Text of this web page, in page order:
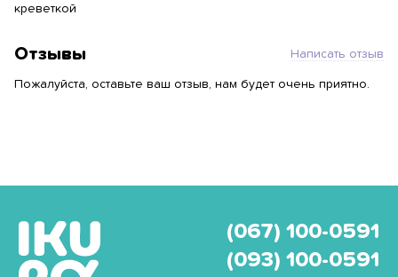
креветкой
Отзывы Написать отзыв
Пожалуйста, оставьте ваш отзыв, нам будет очень приятно.
(067) 100-0591
(093) 100-0591